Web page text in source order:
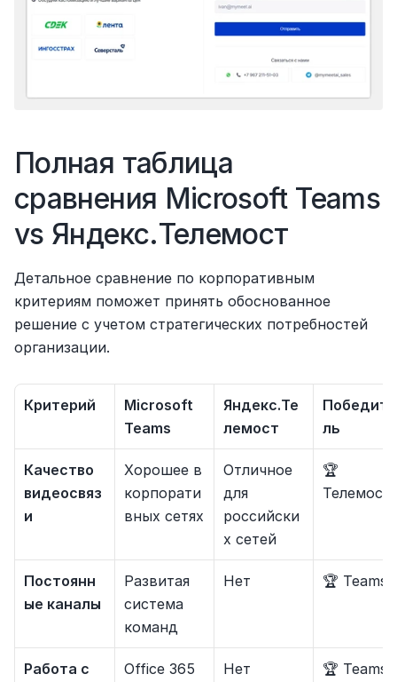
Полная таблица
сравнения Microsoft Teams
vs Яндекс.Телемост
Детальное сравнение по корпоративным
критериям поможет принять обоснованное
решение с учетом стратегических потребностей
организации.
Критерий
Microsoft
Teams
Яндекс.Те
лемост
Победите
ль
Качество
видеосвяз
и
Хорошее в
корпорати
вных сетях
Отличное
для
российски
х сетей
🏆
Телемост
Постоянн
ые каналы
Развитая
система
команд
Нет 🏆 Teams
Работа с Office 365 Нет 🏆 Teams